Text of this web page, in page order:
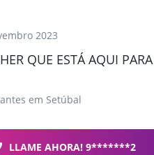
2023
QUE ESTÁ AQUI
em Setúbal
LLAME AHORA! 9*******2